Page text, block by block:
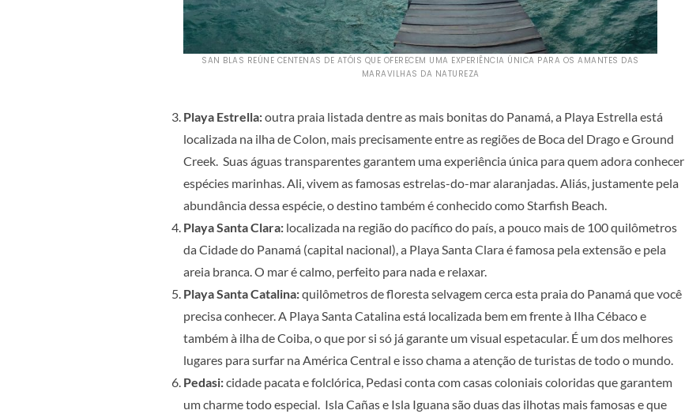
SAN BLAS REÚNE CENTENAS DE ATÓIS QUE OFERECEM UMA EXPERIÊNCIA ÚNICA PARA OS AMANTES DAS
MARAVILHAS DA NATUREZA
Playa Estrella:outra praia listada dentre as mais bonitas do Panamá, a Playa Estrella está
localizada na ilha de Colon, mais precisamente entre as regiões de Boca del Drago e Ground
Creek. Suas águas transparentes garantem uma experiência única para quem adora conhecer
espécies marinhas. Ali, vivem as famosas estrelas-do-mar alaranjadas. Aliás, justamente pela
abundância dessa espécie, o destino também é conhecido como Starfish Beach.
Playa Santa Clara: localizada na região do pacífico do país, a pouco mais de 100 quilômetros
da Cidade do Panamá (capital nacional), a Playa Santa Clara é famosa pela extensão e pela
areia branca. O mar é calmo, perfeito para nada e relaxar.
Playa Santa Catalina:quilômetros de floresta selvagem cerca esta praia do Panamá que você
precisa conhecer. A Playa Santa Catalina está localizada bem em frente à Ilha Cébaco e
também à ilha de Coiba, o que por si só já garante um visual espetacular. É um dos melhores
lugares para surfar na América Central e isso chama a atenção de turistas de todo o mundo.
Pedasi:cidade pacata e folclórica, Pedasi conta com casas coloniais coloridas que garantem
um charme todo especial. Isla Cañas e Isla Iguana são duas das ilhotas mais famosas e que